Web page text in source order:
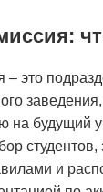
– это
на будущий
студентов,
и